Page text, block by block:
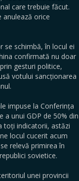
care trebuie făcut.
anulează orice
se schimbă, în locul ei
confirmată nu doar
gesturi politice,
votului sancționarea
impuse la Conferința
a unui GDP de 50% din
toți indicatorii, astăzi
locul cucerit acum
relevă primirea în
sovietice.
unei provincii